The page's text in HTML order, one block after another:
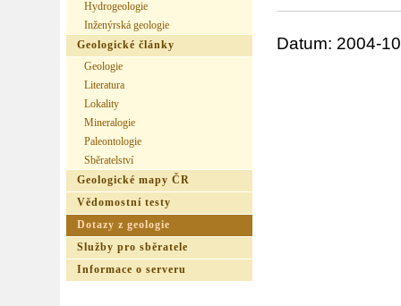
Datum: 2004-
Hydrogeologie
Inženýrská geologie
Geologické články
Geologie
Literatura
Lokality
Mineralogie
Paleontologie
Sběratelství
Geologické mapy ČR
Vědomostní testy
Dotazy z geologie
Služby pro sběratele
Informace o serveru